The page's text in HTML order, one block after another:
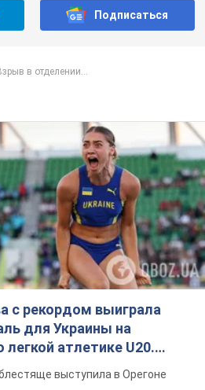
Подписаться
в отделении...
с рекордом выиграла
для Украины на
атлетике U20.
выступила в Орегоне